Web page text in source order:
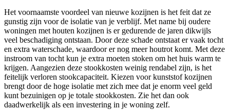
Het voornaamste voordeel van nieuwe kozijnen is het feit dat ze
gunstig zijn voor de isolatie van je verblijf. Met name bij oudere
woningen met houten kozijnen is er gedurende de jaren dikwijls
veel beschadiging ontstaan. Door deze schade ontstaat er vaak tocht
en extra waterschade, waardoor er nog meer houtrot komt. Met deze
instroom van tocht kun je extra moeten stoken om het huis warm te
krijgen. Aangezien deze stookkosten weinig rendabel zijn, is het
feitelijk verloren stookcapaciteit. Kiezen voor kunststof kozijnen
brengt door de hoge isolatie met zich mee dat je enorm veel geld
kunt bezuinigen op je totale stookkosten. Zie het dan ook
daadwerkelijk als een investering in je woning zelf.